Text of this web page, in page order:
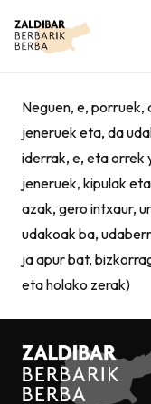
Neguen, e, porruek,
jeneruek eta, da
iderrak, e, eta orrek
jeneruek, kipulak
azak, gero intxaur,
udakoak ba,
ja apur bat,
eta holako zerak)